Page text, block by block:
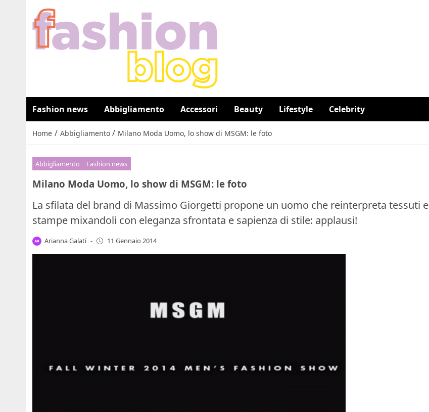
Fashion news Abbigliamento Accessori Beauty Lifestyle Celebrity
Home / Abbigliamento / Milano Moda Uomo, lo show di MSGM: le foto
Abbigliamento Fashion news
Milano Moda Uomo, lo show di MSGM: le foto
La sfilata del brand di Massimo Giorgetti propone un uomo che reinterpreta tessuti e
stampe mixandoli con eleganza sfrontata e sapienza di stile: applausi!
Arianna Galati - 11 Gennaio 2014